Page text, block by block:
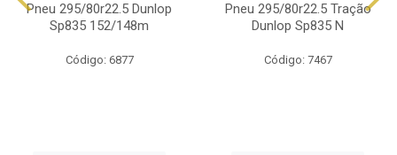
Pneu 295/80r22.5 Dunlop
Sp835 152/148m
Código: 6877
Pneu 295/80r22.5 Tração
Dunlop Sp835 N
Código: 7467